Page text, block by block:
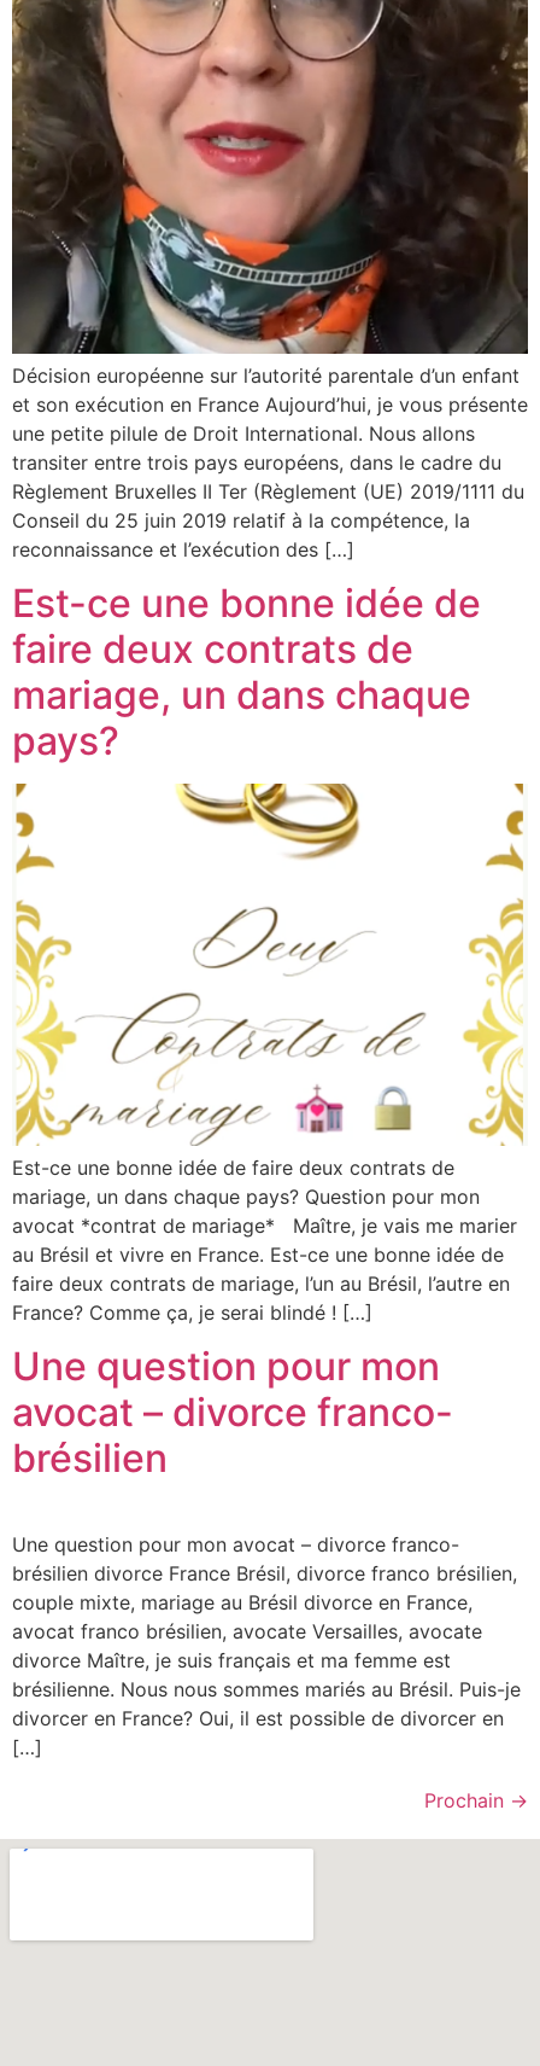
Décision européenne sur l’autorité parentale d’un enfant
et son exécution en France Aujourd’hui, je vous présente
une petite pilule de Droit International. Nous allons
transiter entre trois pays européens, dans le cadre du
Règlement Bruxelles II Ter (Règlement (UE) 2019/1111 du
Conseil du 25 juin 2019 relatif à la compétence, la
reconnaissance et l’exécution des […]
Est-ce une bonne idée de
faire deux contrats de
mariage, un dans chaque
pays?
Est-ce une bonne idée de faire deux contrats de
mariage, un dans chaque pays? Question pour mon
avocat *contrat de mariage* Maître, je vais me marier
au Brésil et vivre en France. Est-ce une bonne idée de
faire deux contrats de mariage, l’un au Brésil, l’autre en
France? Comme ça, je serai blindé ! […]
Une question pour mon
avocat – divorce franco-
brésilien
Une question pour mon avocat – divorce franco-
brésilien divorce France Brésil, divorce franco brésilien,
couple mixte, mariage au Brésil divorce en France,
avocat franco brésilien, avocate Versailles, avocate
divorce Maître, je suis français et ma femme est
brésilienne. Nous nous sommes mariés au Brésil. Puis-je
divorcer en France? Oui, il est possible de divorcer en
[…]
Prochain →